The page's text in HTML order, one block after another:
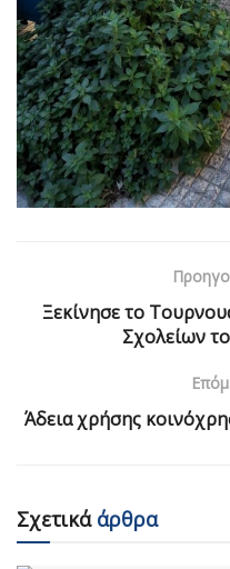
Ξεκίνησε το
Σχολείων
Άδεια χρήσης
Σχετικάάρθρα